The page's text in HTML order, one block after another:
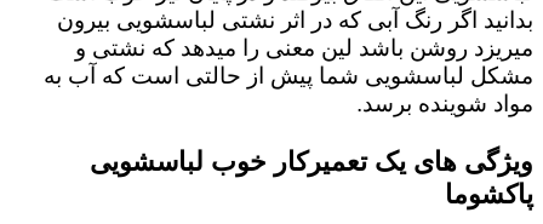
بدانید اگر رنگ آبی که در اثر نشتی لباسشویی بیرون
میریزد روشن باشد لین معنی را میدهد که نشتی و
مشکل لباسشویی شما پیش از حالتی است که آب به
مواد شوینده برسد.
ویژگی های یک تعمیرکار خوب لباسشویی
پاکشوما